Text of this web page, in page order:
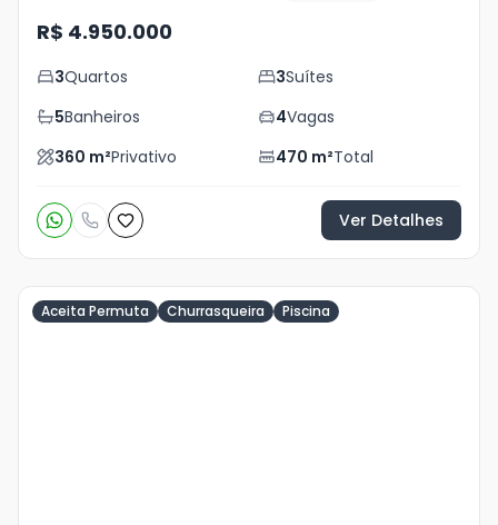
R$ 4.950.000
3Quartos 3Suítes
5Banheiros 4Vagas
360 m²Privativo 470 m²Total
Ver Detalhes
Aceita Permuta Churrasqueira Piscina